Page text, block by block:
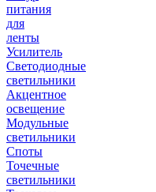
питания
для
ленты
Усилитель
Светодиодные
светильники
Акцентное
освещение
Модульные
светильники
Споты
Точечные
светильники